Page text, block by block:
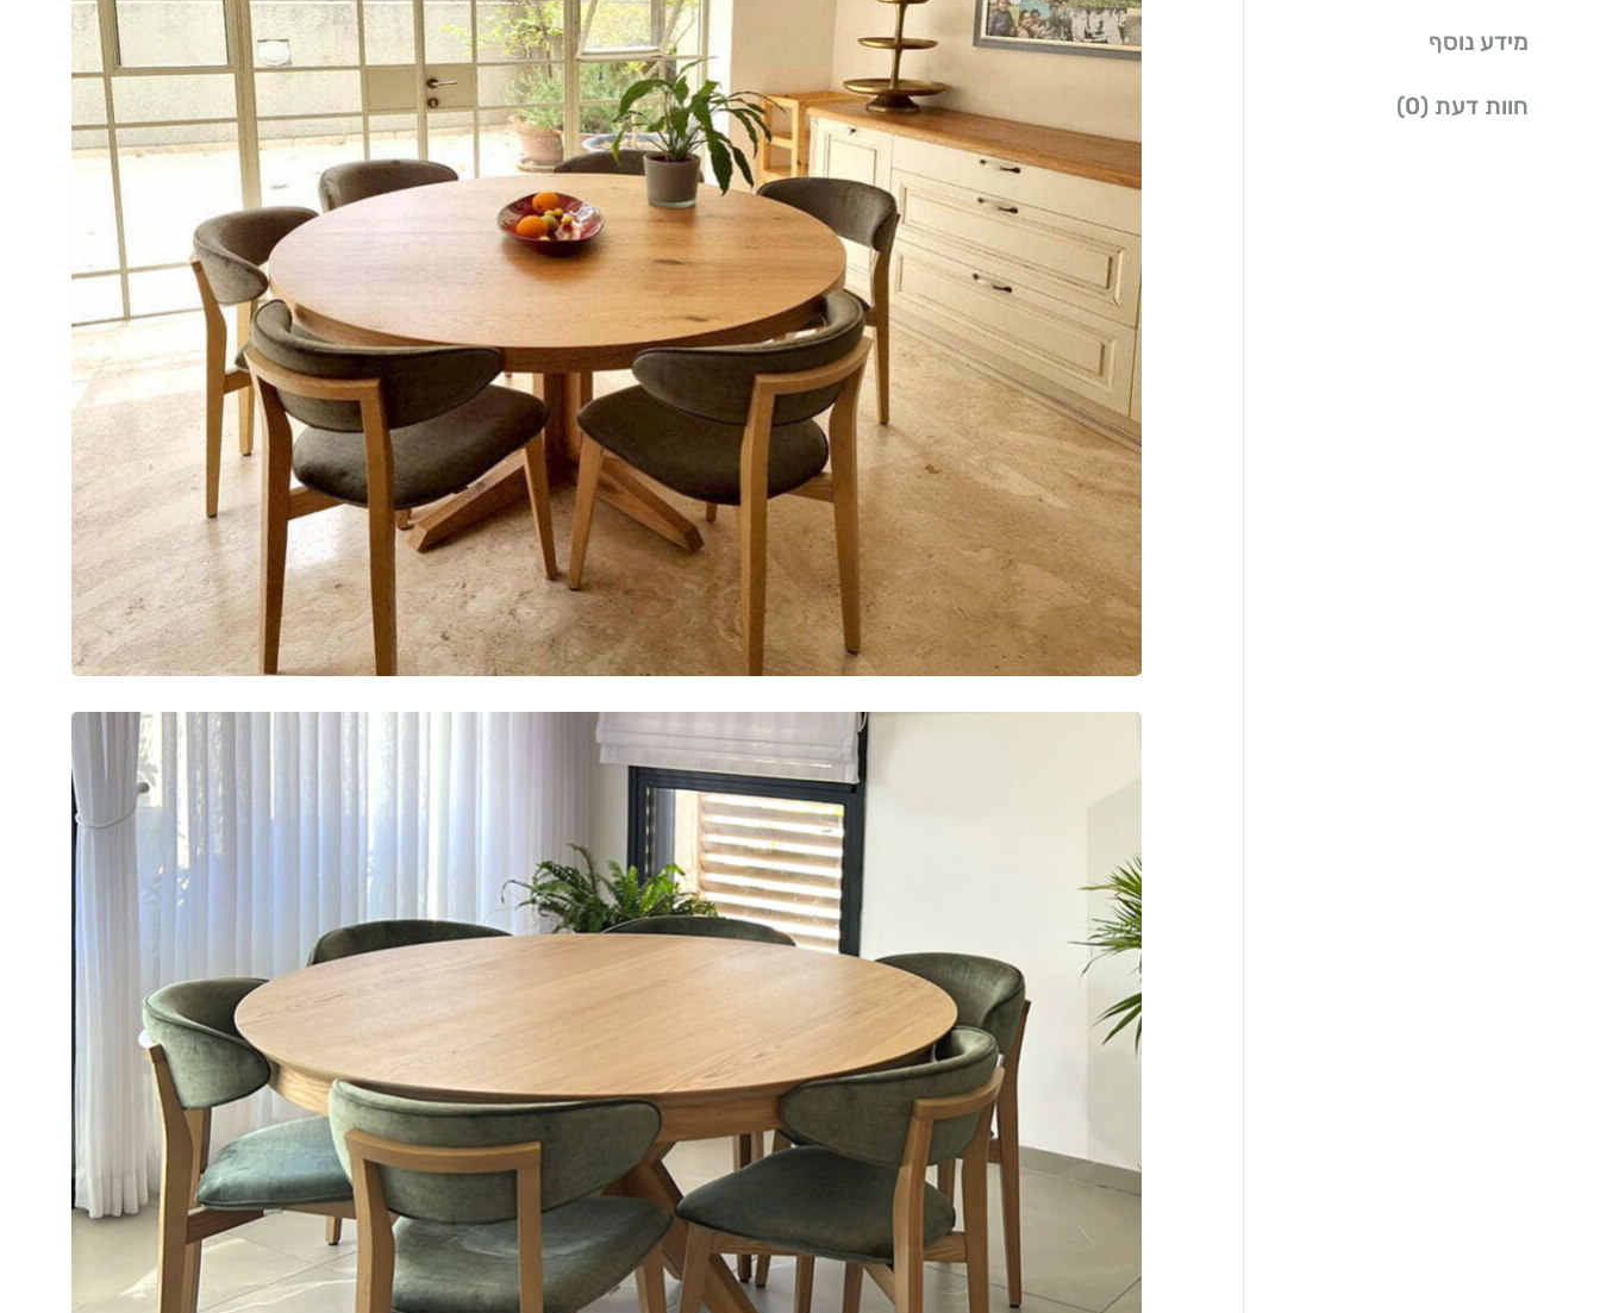
מידע נוסף
חוות דעת (0)